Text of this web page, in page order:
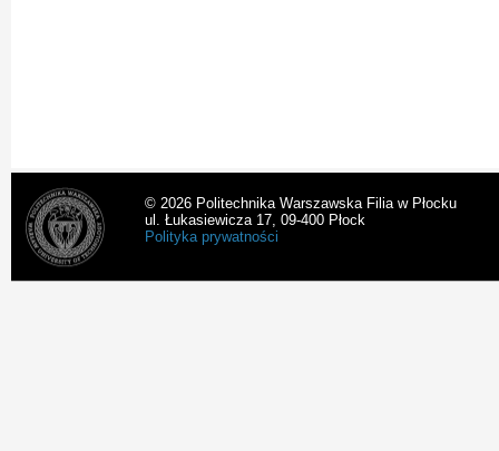
© 2026 Politechnika Warszawska Filia w Płocku
ul. Łukasiewicza 17, 09-400 Płock
Polityka prywatności